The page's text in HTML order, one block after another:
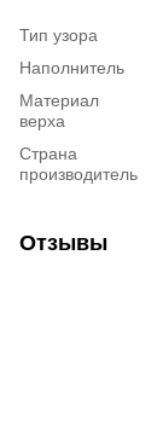
Тип узора
Наполнитель
Материал
верха
Страна
производитель
Отзывы